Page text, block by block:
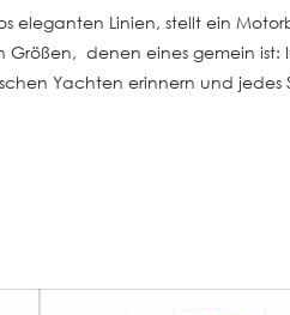
eleganten Linien, stellt ein
denen eines gemein
Yachten erinnern und